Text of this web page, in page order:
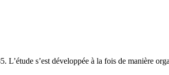
s’est développée à la fois de manière